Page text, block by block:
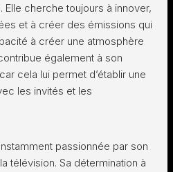
Elle cherche toujours à innover,
et à créer des émissions qui
à créer une atmosphère
également à son
cela lui permet d’établir une
les invités et les
passionnée par son
télévision. Sa détermination à